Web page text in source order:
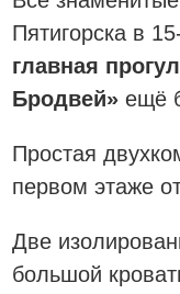
Пятигорска в
главная
Бродвей» ещё
Простая
первом этаже
Две
большой